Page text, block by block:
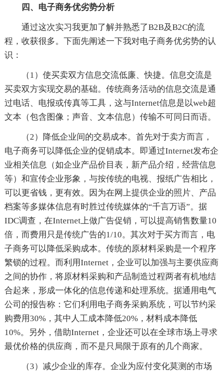
四、电子商务优劣势分析
通过这次实习我更加了解并熟悉了B2B及B2C的流
程，收获很多。下面先阐述一下我对电子商务优劣势的认
识：
（1）使买卖双方信息交流低廉、快捷。信息交流是
买卖双方实现交易的基础。传统商务活动的信息交流是通
过电话、电报或传真等工具，这与Internet信息是以web超
文本（包含图像；声音、文本信息）传输不可同日而语。
（2）降低企业间的交易成本。首先对于卖方而言，
电子商务可以降低企业的促销成本。即通过Internet发布企
业相关信息（如企业产品价目表，新产品介绍，经营信息
等）和宣传企业形象，与按传统的电视、报纸广告相比，
可以更省钱，更有效。因为在网上提供企业的照片、产品
档案等多媒体信息有时胜过传统媒体的“千言万语”。据
IDC调查，在Internet上做广告促销，可以提高销售数量10
倍，而费用只是传统广告的1/10。其次对于买方而言，电
子商务可以降低采购成本。传统的原材料采购是一个程序
繁锁的过程。而利用Internet，企业可以加强与主要供应商
之间的协作，将原材料采购和产品制造过程两者有机地结
合起来，形成一体化的信息传递和处理系统。据通用电气
公司的报告称：它们利用电子商务采购系统，可以节约采
购费用30%，其中人工成本降低20%，材料成本降低
10%。另外，借助Internet，企业还可以在全球市场上寻求
最优价格的供应商，而不是只局限于原有的几个商家。
（3）减少企业的库存。企业为应付变化莫测的市场